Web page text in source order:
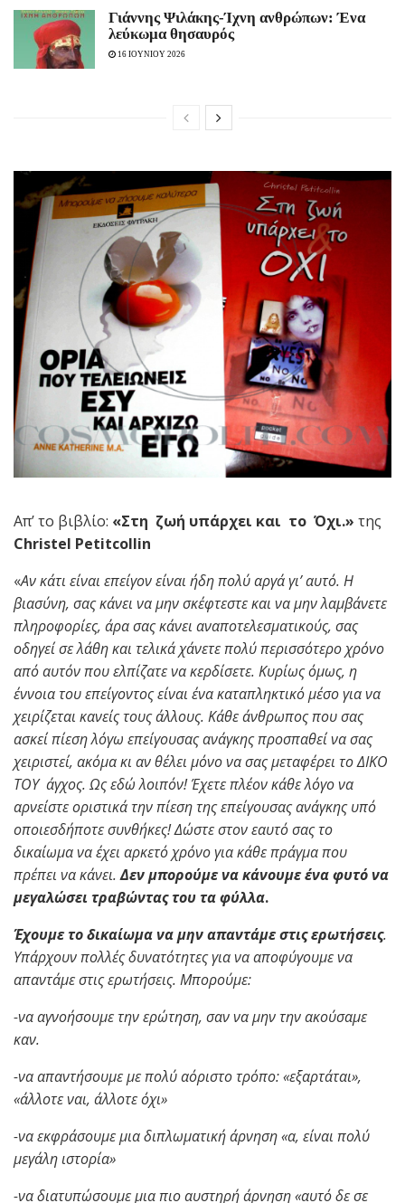
Γιάννης Ψιλάκης-Ίχνη ανθρώπων: Ένα
λεύκωμα θησαυρός
16 ΙΟΥΝΙΟΥ 2026
Απ’ το βιβλίο: «Στη ζωή υπάρχει και το Όχι.» της
Christel Petitcollin
«Αν κάτι είναι επείγον είναι ήδη πολύ αργά γι’ αυτό. Η
βιασύνη, σας κάνει να μην σκέφτεστε και να μην λαμβάνετε
πληροφορίες, άρα σας κάνει αναποτελεσματικούς, σας
οδηγεί σε λάθη και τελικά χάνετε πολύ περισσότερο χρόνο
από αυτόν που ελπίζατε να κερδίσετε. Κυρίως όμως, η
έννοια του επείγοντος είναι ένα καταπληκτικό μέσο για να
χειρίζεται κανείς τους άλλους. Κάθε άνθρωπος που σας
ασκεί πίεση λόγω επείγουσας ανάγκης προσπαθεί να σας
χειριστεί, ακόμα κι αν θέλει μόνο να σας μεταφέρει το ΔΙΚΟ
ΤΟΥ άγχος. Ως εδώ λοιπόν! Έχετε πλέον κάθε λόγο να
αρνείστε οριστικά την πίεση της επείγουσας ανάγκης υπό
οποιεσδήποτε συνθήκες! Δώστε στον εαυτό σας το
δικαίωμα να έχει αρκετό χρόνο για κάθε πράγμα που
πρέπει να κάνει.Δεν μπορούμε να κάνουμε ένα φυτό να
μεγαλώσει τραβώντας του τα φύλλα.
Έχουμε το δικαίωμα να μην απαντάμεστις ερωτήσεις.
Υπάρχουν πολλές δυνατότητες για να αποφύγουμε να
απαντάμε στις ερωτήσεις. Μπορούμε:
-να αγνοήσουμε την ερώτηση, σαν να μην την ακούσαμε
καν.
-να απαντήσουμε με πολύ αόριστο τρόπο: «εξαρτάται»,
«άλλοτε ναι, άλλοτε όχι»
-να εκφράσουμε μια διπλωματική άρνηση «α, είναι πολύ
μεγάλη ιστορία»
-να διατυπώσουμε μια πιο αυστηρή άρνηση «αυτό δε σε